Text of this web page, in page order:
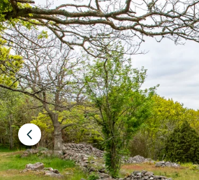
Vorheriger
Slide